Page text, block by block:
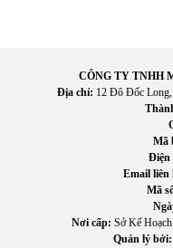
CÔNG TY TNHH
Địa chỉ: 12 Đô Đốc
Mã
Điện
Email liên
Mã
Nơi cấp: Sở Kế
Quản lý bởi: